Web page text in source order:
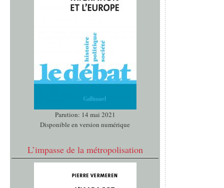
Parution: 14 mai 2021
Disponible en version numérique
L’impasse de la métropolisation